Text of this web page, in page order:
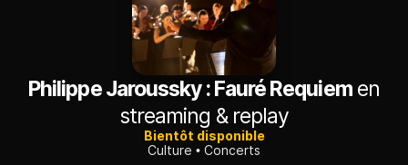
Philippe Jaroussky : Fauré Requiemen
streaming & replay
Bientôt disponible
Culture
Concerts